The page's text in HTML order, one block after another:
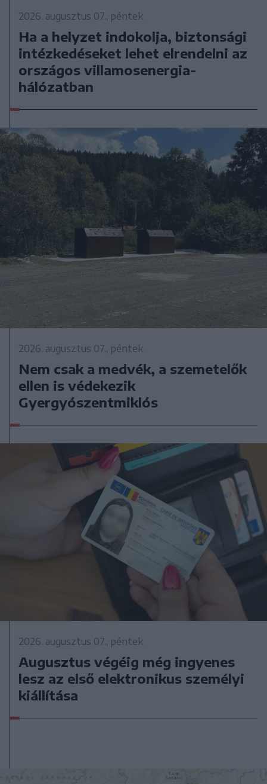
2026. augusztus 07., péntek
Ha a helyzet indokolja, biztonsági
intézkedéseket lehet elrendelni az
országos villamosenergia-
hálózatban
2026. augusztus 07., péntek
Nem csak a medvék, a szemetelők
ellen is védekezik
Gyergyószentmiklós
2026. augusztus 07., péntek
Augusztus végéig még ingyenes
lesz az első elektronikus személyi
kiállítása